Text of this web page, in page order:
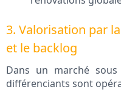
3. Valorisation par
et le backlog
Dans un marché
différenciants sont